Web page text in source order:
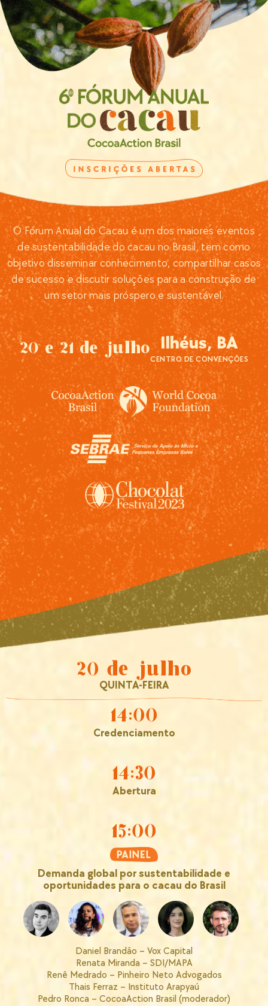
O Fórum Anual do Cacau é um dos maiores eventos
de sustentabilidade do cacau no Brasil, tem como
objetivo disseminar conhecimento, compartilhar casos
de sucesso e discutir soluções para a construção de
um setor mais próspero e sustentável.
20 e 21 de julho Ilhéus, BA
CENTRO DE CONVENÇÕES
20 de julho
QUINTA-FEIRA
14:00
Credenciamento
14:30
Abertura
15:00
Demanda global por sustentabilidade e
oportunidades para o cacau do Brasil
Daniel Brandão – Vox Capital
Renata Miranda – SDI/MAPA
Renê Medrado – Pinheiro Neto Advogados
Thais Ferraz – Instituto Arapyaú
Pedro Ronca – CocoaAction Brasil (moderador)